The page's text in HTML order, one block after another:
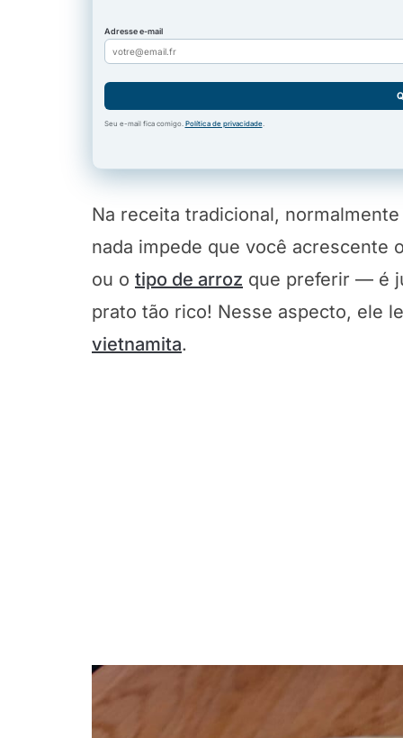
Adresse e-mail
Seu e-mail fica comigo. Política de privacidade.
Na receita tradicional,
nada impede que você acrescente
ou o tipo de arroz que preferir — é
prato tão rico! Nesse aspecto, ele
vietnamita.